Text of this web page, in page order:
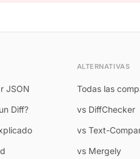
JSON
Diff?
ALTERNATIVAS
Todas las
vs DiffChecker
vs Text-
vs Mergely